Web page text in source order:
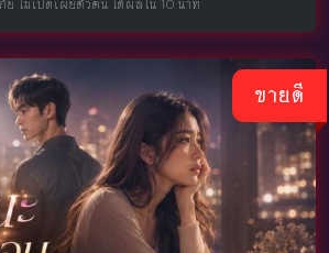
ไม่เปิดเผยตัวตน ได้ผลใน 10 นาที
ขายดี